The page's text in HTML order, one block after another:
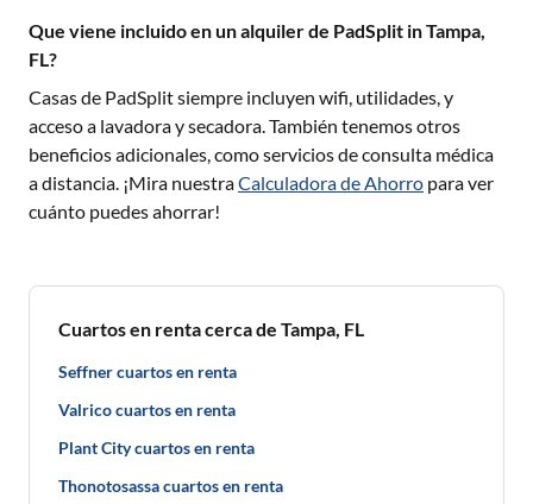
Que viene incluido en un alquiler de PadSplit in Tampa,
FL?
Casas de PadSplit siempre incluyen wifi, utilidades, y
acceso a lavadora y secadora. También tenemos otros
beneficios adicionales, como servicios de consulta médica
a distancia. ¡Mira nuestraCalculadora de Ahorro para ver
cuánto puedes ahorrar!
Cuartos en renta cerca de Tampa, FL
Seffner cuartos en renta
Valrico cuartos en renta
Plant City cuartos en renta
Thonotosassa cuartos en renta